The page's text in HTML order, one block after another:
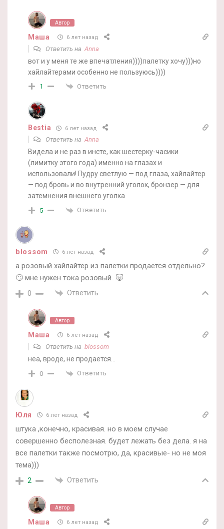
Автор
Маша 6 лет назад
Ответить на Anna
вот и у меня те же впечатления))))палетку хочу)))но
хайлайтерами особенно не пользуюсь))))
1 Ответить
Bestia 6 лет назад
Ответить наAnna
Видела и не раз в инсте, как шестерку-часики
(лимитку этого года) именно на глазах и
использовали! Пудру светлую — под глаза, хайлайтер
— под бровь и во внутренний уголок, бронзер — для
затемнения внешнего уголка
5 Ответить
blossom 6 лет назад
а розовый хайлайтер из палетки продается отдельно?
🙄 мне нужен тока розовый…🐷
0 Ответить
Автор
Маша 6 лет назад
Ответить на blossom
неа, вроде, не продается…
0 Ответить
Юля 6 лет назад
штука ,конечно, красивая. но в моем случае
совершенно бесполезная. будет лежать без дела. я на
все палетки также посмотрю, да, красивые- но не моя
тема)))
2 Ответить
Автор
Маша 6 лет назад